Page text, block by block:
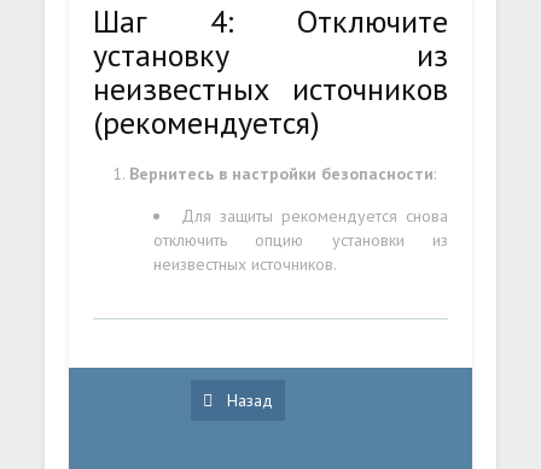
Шаг 4: Отключите
установку из
неизвестных источников
(рекомендуется)
Вернитесь в настройки безопасности:
Для защиты рекомендуется снова
отключить опцию установки из
неизвестных источников.
Назад